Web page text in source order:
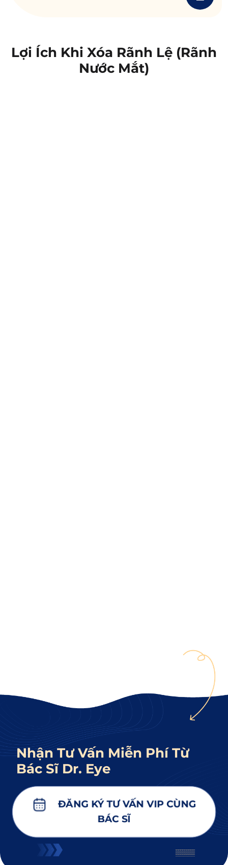
Lợi Ích Khi Xóa Rãnh Lệ (rãnh
Nước Mắt)
Nhận Tư Vấn Miễn Phí Từ
Bác Sĩ Dr. Eye
ĐĂNG KÝ TƯ VẤN VIP CÙNG
BÁC SĨ